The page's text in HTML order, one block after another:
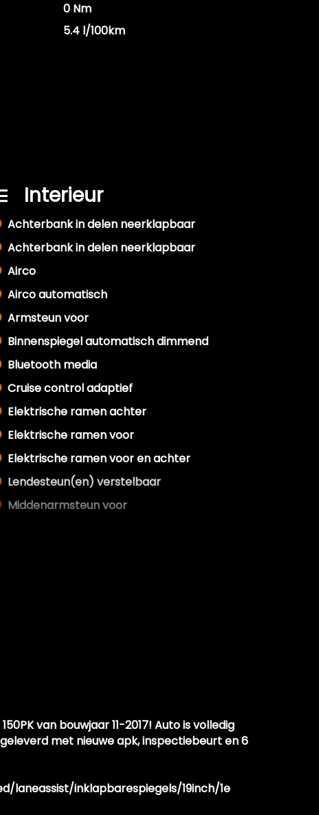
0 Nm
5.4 l/100km
Interieur
Achterbank in delen neerklapbaar
Achterbank in delen neerklapbaar
Airco
Airco automatisch
Armsteun voor
Binnenspiegel automatisch dimmend
Bluetooth media
Cruise control adaptief
Elektrische ramen achter
Elektrische ramen voor
Elektrische ramen voor en achter
Lendesteun(en) verstelbaar
Middenarmsteun voor
Infotainment
Dab
van bouwjaar 11-2017! Auto is volledig
met nieuwe apk, inspectiebeurt en 6
laneassist/inklapbarespiegels/19inch/1e